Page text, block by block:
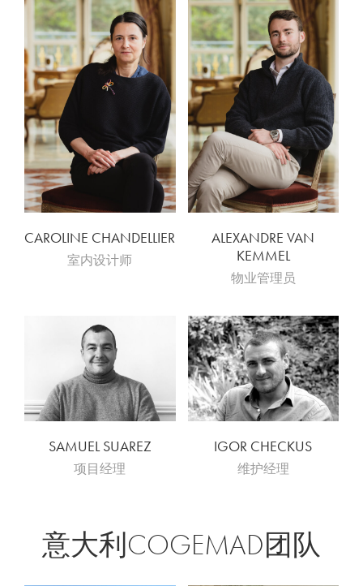
CAROLINE CHANDELLIER
室内设计师
ALEXANDRE VAN
KEMMEL
物业管理员
SAMUEL SUAREZ
项目经理
IGOR CHECKUS
维护经理
意大利COGEMAD团队